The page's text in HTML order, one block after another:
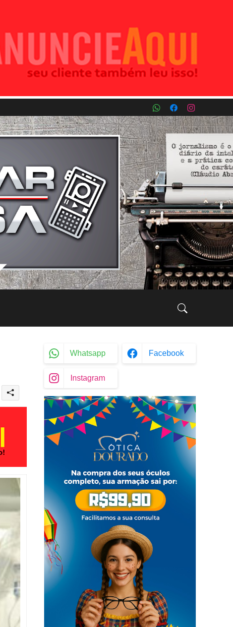
Whatsapp Facebook
Instagram